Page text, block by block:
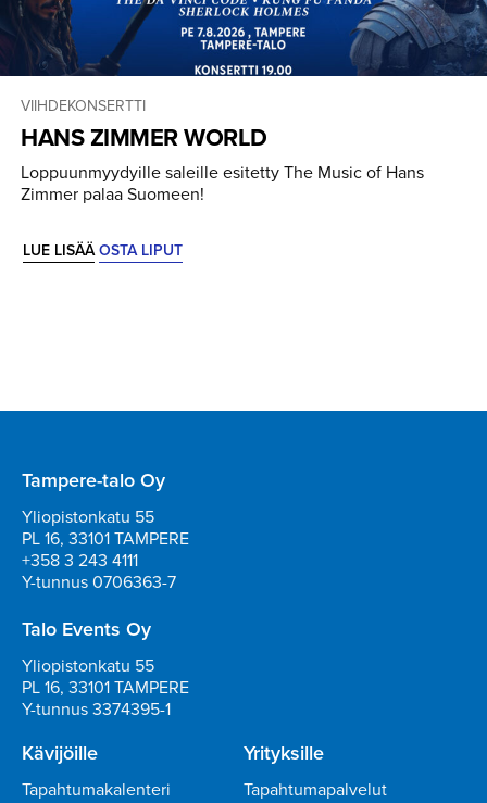
VIIHDEKONSERTTI
HANS ZIMMER WORLD
Loppuunmyydyille saleille esitetty The Music of Hans
Zimmer palaa Suomeen!
LUE LISÄÄ OSTA LIPUT
Tampere-talo Oy
Yliopistonkatu 55
PL 16, 33101 TAMPERE
+358 3 243 4111
Y-tunnus 0706363-7
Talo Events Oy
Yliopistonkatu 55
PL 16, 33101 TAMPERE
Y-tunnus 3374395-1
Kävijöille
Tapahtumakalenteri
Yrityksille
Tapahtumapalvelut